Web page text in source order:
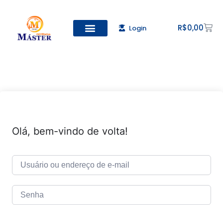
Login R$0,00
Olá, bem-vindo de volta!